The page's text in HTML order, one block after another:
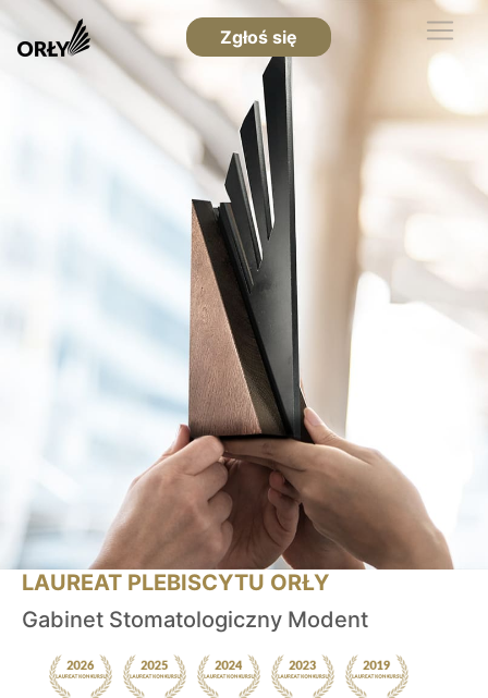
Zgłoś się
LAUREAT PLEBISCYTU ORŁY
Gabinet Stomatologiczny Modent